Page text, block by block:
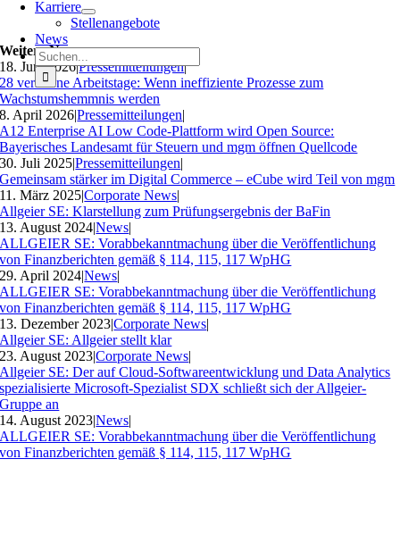
Karriere
Stellenangebote
News
Suche
nach:
Weitere News
18. Juni 2026|Pressemitteilungen|
28 verlorene Arbeitstage: Wenn ineffiziente Prozesse zum
Wachstumshemmnis werden
8. April 2026|Pressemitteilungen|
A12 Enterprise AI Low Code-Plattform wird Open Source:
Bayerisches Landesamt für Steuern und mgm öffnen Quellcode
30. Juli 2025|Pressemitteilungen|
Gemeinsam stärker im Digital Commerce – eCube wird Teil von mgm
11. März 2025|Corporate News|
Allgeier SE: Klarstellung zum Prüfungsergebnis der BaFin
13. August 2024|News|
ALLGEIER SE: Vorabbekanntmachung über die Veröffentlichung
von Finanzberichten gemäß § 114, 115, 117 WpHG
29. April 2024|News|
ALLGEIER SE: Vorabbekanntmachung über die Veröffentlichung
von Finanzberichten gemäß § 114, 115, 117 WpHG
13. Dezember 2023|Corporate News|
Allgeier SE: Allgeier stellt klar
23. August 2023|Corporate News|
Allgeier SE: Der auf Cloud-Softwareentwicklung und Data Analytics
spezialisierte Microsoft-Spezialist SDX schließt sich der Allgeier-
Gruppe an
14. August 2023|News|
ALLGEIER SE: Vorabbekanntmachung über die Veröffentlichung
von Finanzberichten gemäß § 114, 115, 117 WpHG